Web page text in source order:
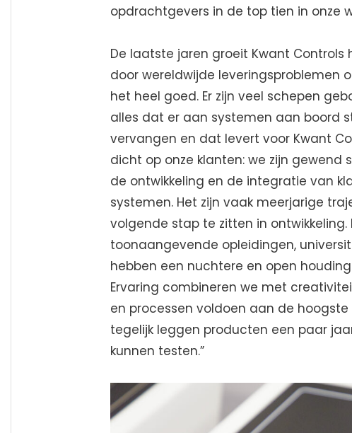
opdrachtgevers in de top tien in onze
De laatste jaren groeit Kwant
door wereldwijde leveringsproblemen
het heel goed. Er zijn veel schepen
alles dat er aan systemen aan boord
vervangen en dat levert voor Kwant
dicht op onze klanten: we zijn
de ontwikkeling en de integratie van
systemen. Het zijn vaak meerjarige
volgende stap te zitten in
toonaangevende opleidingen,
hebben een nuchtere en open
Ervaring combineren we met
en processen voldoen aan de
tegelijk leggen producten een paar
kunnen testen.”